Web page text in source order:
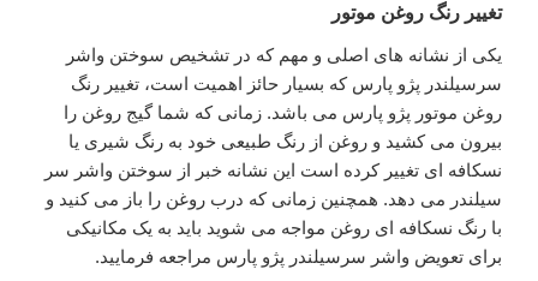
تغییر رنگ روغن موتور
یکی از نشانه های اصلی و مهم که در تشخیص سوختن واشر
سرسیلندر پژو پارس که بسیار حائز اهمیت است، تغییر رنگ
روغن موتور پژو پارس می باشد. زمانی که شما گیج روغن را
بیرون می کشید و روغن از رنگ طبیعی خود به رنگ شیری یا
نسکافه ای تغییر کرده است این نشانه خبر از سوختن واشر سر
سیلندر می دهد. همچنین زمانی که درب روغن را باز می کنید و
با رنگ نسکافه ای روغن مواجه می شوید باید به یک مکانیکی
برای تعویض واشر سرسیلندر پژو پارس مراجعه فرمایید.